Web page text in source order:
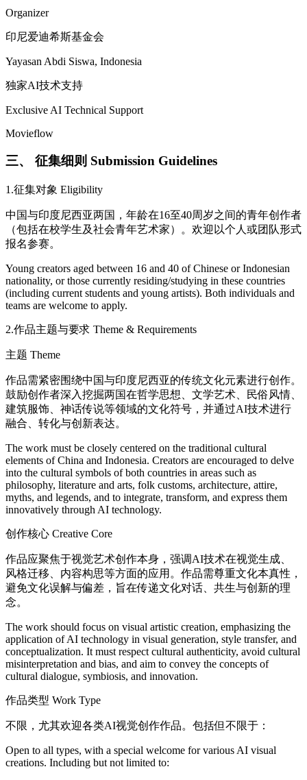
Organizer
印尼爱迪希斯基金会
Yayasan Abdi Siswa, Indonesia
独家AI技术支持
Exclusive AI Technical Support
Movieflow
三、 征集细则 Submission Guidelines
1.征集对象 Eligibility
中国与印度尼西亚两国，年龄在16至40周岁之间的青年创作者
（包括在校学生及社会青年艺术家）。欢迎以个人或团队形式
报名参赛。
Young creators aged between 16 and 40 of Chinese or Indonesian
nationality, or those currently residing/studying in these countries
(including current students and young artists). Both individuals and
teams are welcome to apply.
2.作品主题与要求 Theme & Requirements
主题 Theme
作品需紧密围绕中国与印度尼西亚的传统文化元素进行创作。
鼓励创作者深入挖掘两国在哲学思想、文学艺术、民俗风情、
建筑服饰、神话传说等领域的文化符号，并通过AI技术进行
融合、转化与创新表达。
The work must be closely centered on the traditional cultural
elements of China and Indonesia. Creators are encouraged to delve
into the cultural symbols of both countries in areas such as
philosophy, literature and arts, folk customs, architecture, attire,
myths, and legends, and to integrate, transform, and express them
innovatively through AI technology.
创作核心 Creative Core
作品应聚焦于视觉艺术创作本身，强调AI技术在视觉生成、
风格迁移、内容构思等方面的应用。作品需尊重文化本真性，
避免文化误解与偏差，旨在传递文化对话、共生与创新的理
念。
The work should focus on visual artistic creation, emphasizing the
application of AI technology in visual generation, style transfer, and
conceptualization. It must respect cultural authenticity, avoid cultural
misinterpretation and bias, and aim to convey the concepts of
cultural dialogue, symbiosis, and innovation.
作品类型 Work Type
不限，尤其欢迎各类AI视觉创作作品。包括但不限于：
Open to all types, with a special welcome for various AI visual
creations. Including but not limited to: